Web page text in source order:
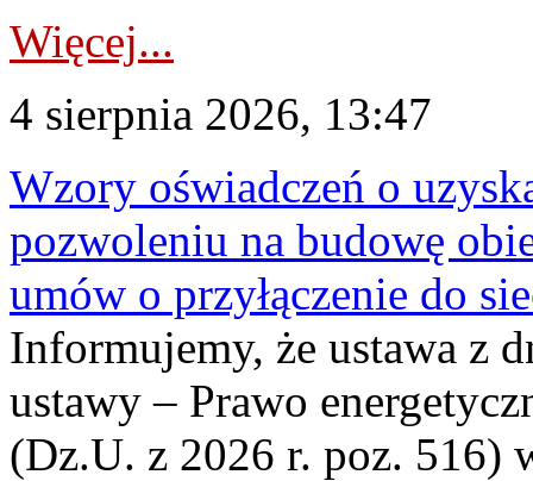
Więcej...
4 sierpnia 2026, 13:47
Wzory oświadczeń o
pozwoleniu na budowę
umów o przyłączenie do
Informujemy, że ustawa z
ustawy – Prawo
(Dz.U. z 2026 r. poz. 516)